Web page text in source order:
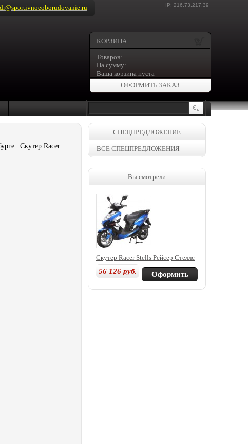
IP: 216.73.217.39
КОРЗИНА
Товаров:
На сумму:
Ваша корзина пуста
ОФОРМИТЬ ЗАКАЗ
| Скутер Racer
СПЕЦПРЕДЛОЖЕНИЕ
ВСЕ СПЕЦПРЕДЛОЖЕНИЯ
Вы смотрели
Скутер Racer Stells Рейсер Стеллс
56 126 руб.
Оформить
покупку